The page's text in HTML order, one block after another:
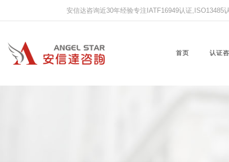
安信达咨询近30年经验专注IATF16949认证
首页 认证